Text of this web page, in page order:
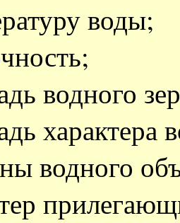
воды;
водного
характера
водного